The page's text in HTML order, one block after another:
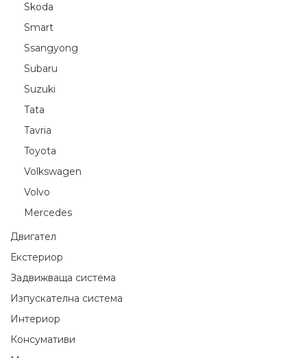
Skoda
Smart
Ssangyong
Subaru
Suzuki
Tata
Tavria
Toyota
Volkswagen
Volvo
Мercedes
Двигател
Екстериор
Задвижваща система
Изпускателна система
Интериор
Консумативи